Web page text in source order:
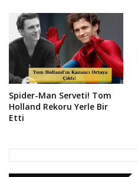
Spider-Man Serveti! Tom
Holland Rekoru Yerle Bir
Etti